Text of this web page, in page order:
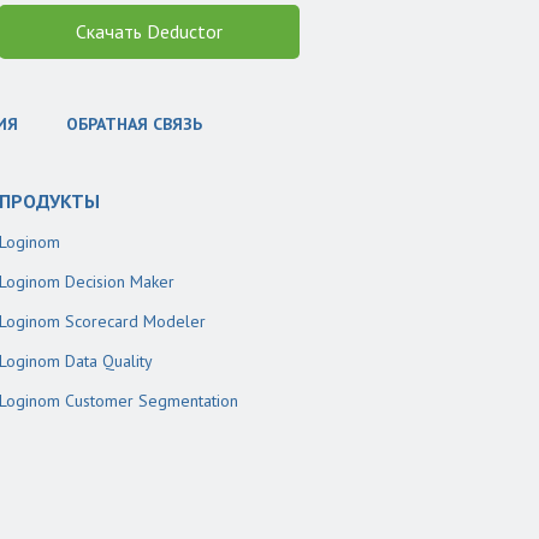
Скачать Deductor
ОБРАТНАЯ СВЯЗЬ
ПРОДУКТЫ
Loginom
Loginom Decision Maker
Loginom Scorecard Modeler
Loginom Data Quality
Loginom Customer Segmentation